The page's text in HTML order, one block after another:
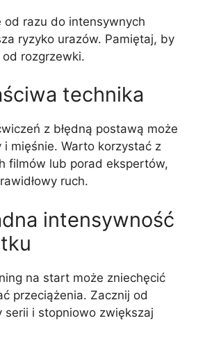
od razu do intensywnych
ryzyko urazów. Pamiętaj, by
rozgrzewki.
technika
z błędną postawą może
mięśnie. Warto korzystać z
filmów lub porad ekspertów,
ruch.
intensywność
na start może zniechęcić
przeciążenia. Zacznij od
serii i stopniowo zwiększaj